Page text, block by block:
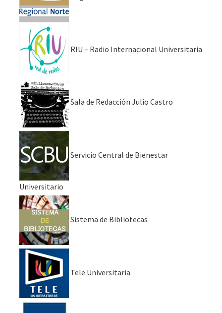
RIU – Radio Internacional Universitaria
Sala de Redacción Julio Castro
Servicio Central de Bienestar
Universitario
Sistema de Bibliotecas
Tele Universitaria